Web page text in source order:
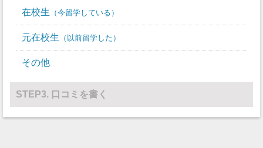
在校生 今留学している
元在校生 以前留学した
その他
STEP3. 口コミを書く